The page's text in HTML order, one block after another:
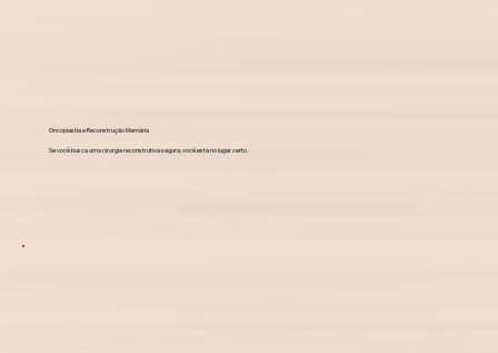
Oncoplastia e Reconstrução Mamária
Se você busca uma cirurgia reconstrutiva segura, você está no lugar certo.